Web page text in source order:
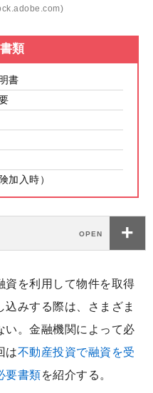
類
書
加入時）
資を利用して物件を取得
みする際は、さまざま
い。金融機関によって必
は不動産投資で融資を受
要書類を紹介する。